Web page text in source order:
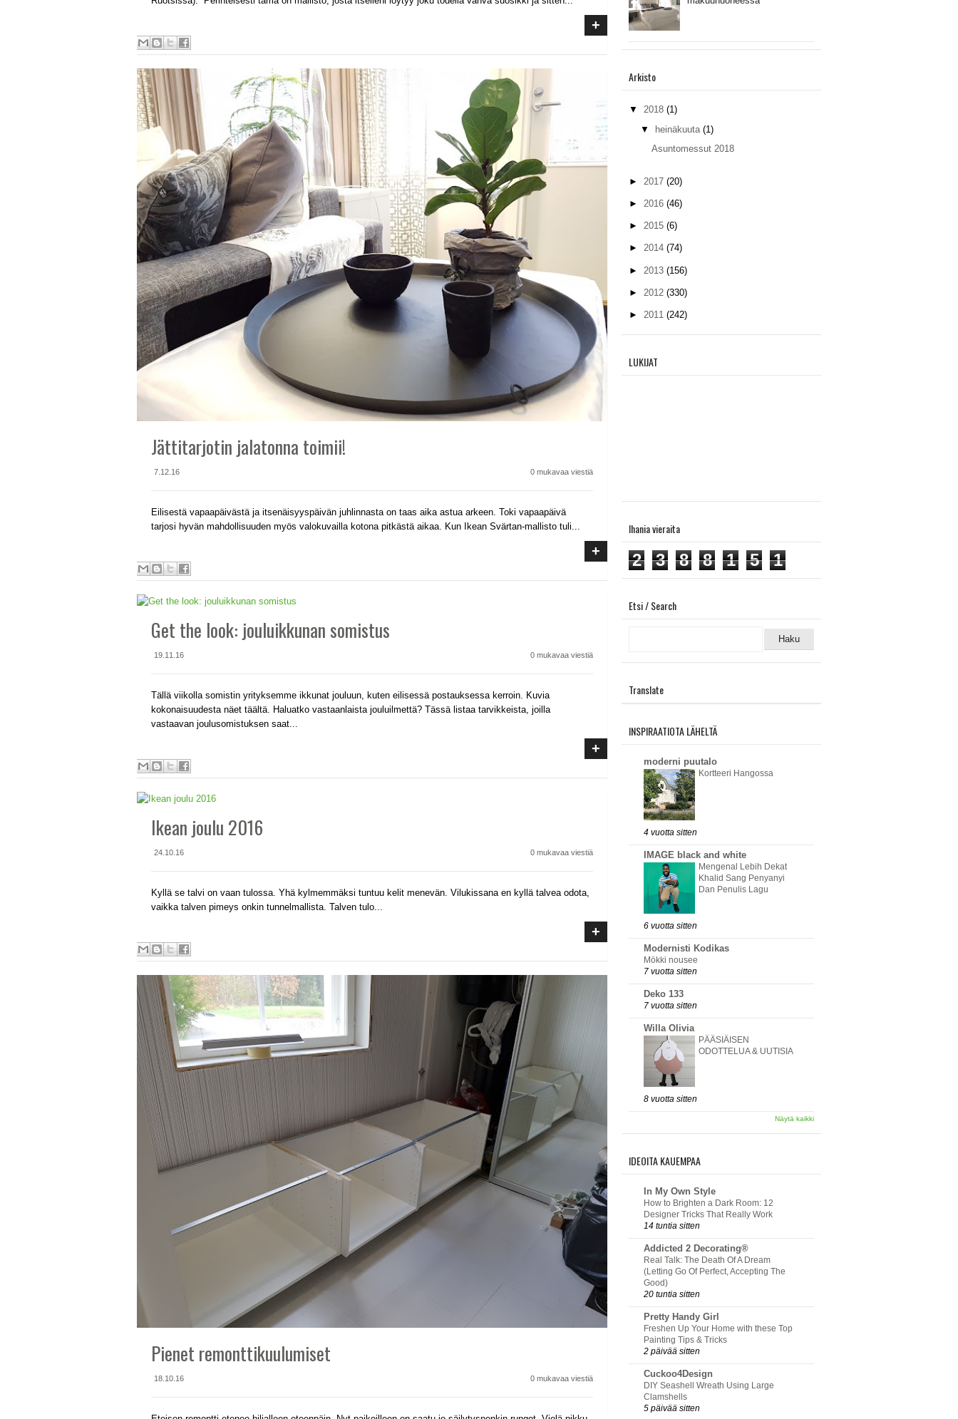
+
Jättitarjotin jalatonna toimii!
7.12.16 0 mukavaa viestiä
Eilisestä vapaapäivästä ja itsenäisyyspäivän juhlinnasta on taas aika astua arkeen. Toki vapaapäivä
tarjosi hyvän mahdollisuuden myös valokuvailla kotona pitkästä aikaa. Kun Ikean Svärtan-mallisto tuli...
+
Get the look: jouluikkunan somistus
19.11.16 0 mukavaa viestiä
Tällä viikolla somistin yrityksemme ikkunat jouluun, kuten eilisessä postauksessa kerroin. Kuvia
kokonaisuudesta näet täältä. Haluatko vastaanlaista jouluilmettä? Tässä listaa tarvikkeista, joilla
vastaavan joulusomistuksen saat...
+
Ikean joulu 2016
24.10.16 0 mukavaa viestiä
Kyllä se talvi on vaan tulossa. Yhä kylmemmäksi tuntuu kelit menevän. Vilukissana en kyllä talvea odota,
vaikka talven pimeys onkin tunnelmallista. Talven tulo...
+
Pienet remonttikuulumiset
18.10.16 0 mukavaa viestiä
Arkisto
▼ 2018 (1)
▼ heinäkuuta (1)
Asuntomessut 2018
► 2017 (20)
► 2016 (46)
► 2015 (6)
► 2014 (74)
► 2013 (156)
► 2012 (330)
► 2011 (242)
LUKIJAT
Ihania vieraita
2 3 8 8 1 5 1
Etsi / Search
Translate
INSPIRAATIOTA LÄHELTÄ
moderni puutalo
Kortteeri Hangossa
4 vuotta sitten
IMAGE black and white
Mengenal Lebih Dekat
Khalid Sang Penyanyi
Dan Penulis Lagu
6 vuotta sitten
Modernisti Kodikas
Mökki nousee
7 vuotta sitten
Deko 133
7 vuotta sitten
Willa Olivia
PÄÄSIÄISEN
ODOTTELUA & UUTISIA
8 vuotta sitten
Näytä kaikki
IDEOITA KAUEMPAA
In My Own Style
How to Brighten a Dark Room: 12
Designer Tricks That Really Work
14 tuntia sitten
Addicted 2 Decorating®
Real Talk: The Death Of A Dream
(Letting Go Of Perfect, Accepting The
Good)
20 tuntia sitten
Pretty Handy Girl
Freshen Up Your Home with these Top
Painting Tips & Tricks
2 päivää sitten
Cuckoo4Design
DIY Seashell Wreath Using Large
Clamshells
5 päivää sitten